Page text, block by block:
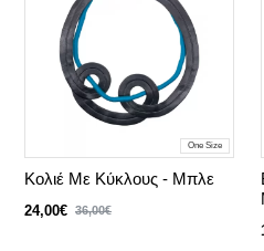
One Size
Κολιέ Με Κύκλους - Μπλε
24,00€ 36,00€